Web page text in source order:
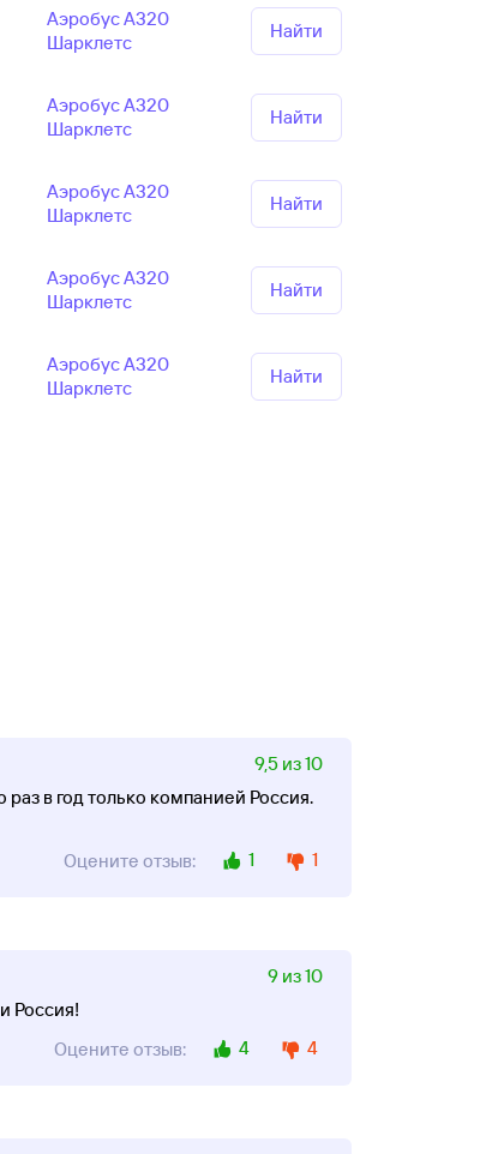
Аэробус А320
Шарклетс
Найти
Аэробус А320
Шарклетс
Найти
Аэробус А320
Шарклетс
Найти
Аэробус А320
Шарклетс
Найти
Аэробус А320
Шарклетс
Найти
9,5 из 10
в год только компанией Россия.
Оцените отзыв:
1 1
9 из 10
Россия!
Оцените отзыв:
4 4